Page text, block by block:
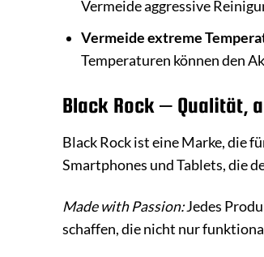
Vermeide aggressive
Vermeide extreme
Temperaturen können den
Black Rock – Qualität,
Black Rock ist eine Marke, die
Smartphones und Tablets, die
Made with Passion:Jedes
schaffen, die nicht nur